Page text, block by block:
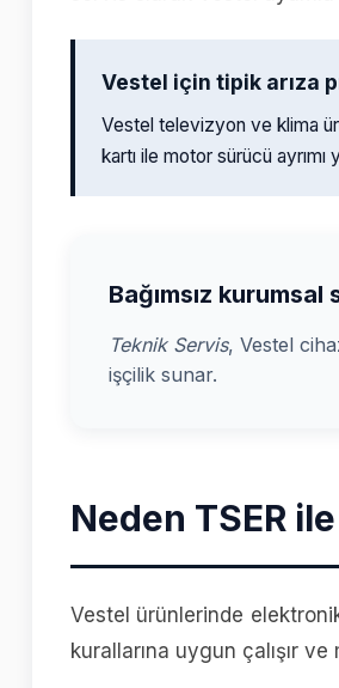
Vestel için tipik arıza
Vestel televizyon ve klima
kartı ile motor sürücü ayrımı
Bağımsız kurumsal
Teknik Servis, Vestel
işçilik sunar.
Neden TSER
Vestel ürünlerinde
kurallarına uygun çalışır